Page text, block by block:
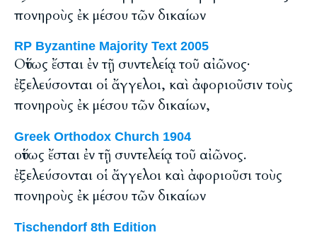
πονηροὺς ἐκ μέσου τῶν δικαίων
RP Byzantine Majority Text 2005
Οὕτως ἔσται ἐν τῇ συντελείᾳ τοῦ αἰῶνος·
ἐξελεύσονται οἱ ἄγγελοι, καὶ ἀφοριοῦσιν τοὺς
πονηροὺς ἐκ μέσου τῶν δικαίων,
Greek Orthodox Church 1904
οὕτως ἔσται ἐν τῇ συντελείᾳ τοῦ αἰῶνος.
ἐξελεύσονται οἱ ἄγγελοι καὶ ἀφοριοῦσι τοὺς
πονηροὺς ἐκ μέσου τῶν δικαίων
Tischendorf 8th Edition